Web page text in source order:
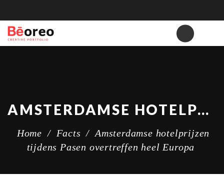
AMSTERDAMSE HOTELPRIJZEN TIJDENS PASEN OVERTREFFEN HEEL EUROPA
Home / Facts / Amsterdamse hotelprijzen
tijdens Pasen overtreffen heel Europa